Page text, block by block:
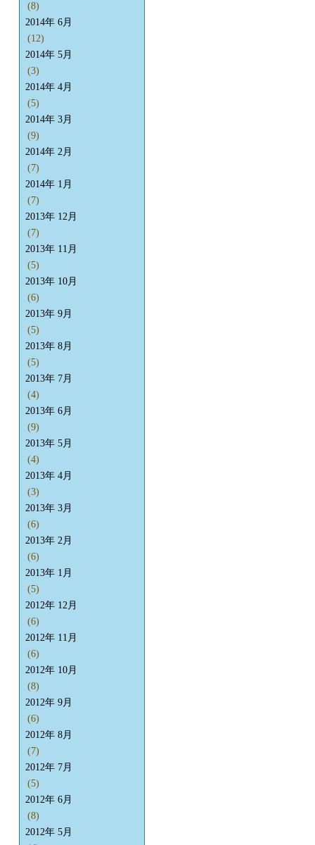
(8)
2014年 6月
(12)
2014年 5月
(3)
2014年 4月
(5)
2014年 3月
(9)
2014年 2月
(7)
2014年 1月
(7)
2013年 12月
(7)
2013年 11月
(5)
2013年 10月
(6)
2013年 9月
(5)
2013年 8月
(5)
2013年 7月
(4)
2013年 6月
(9)
2013年 5月
(4)
2013年 4月
(3)
2013年 3月
(6)
2013年 2月
(6)
2013年 1月
(5)
2012年 12月
(6)
2012年 11月
(6)
2012年 10月
(8)
2012年 9月
(6)
2012年 8月
(7)
2012年 7月
(5)
2012年 6月
(8)
2012年 5月